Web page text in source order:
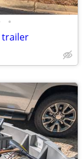
•
trailer